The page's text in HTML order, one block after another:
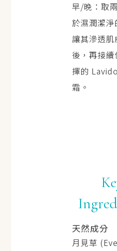
早/晚：取
於濕潤潔淨
讓其滲透肌
後，再接
擇的
霜。
天然成分
月見草